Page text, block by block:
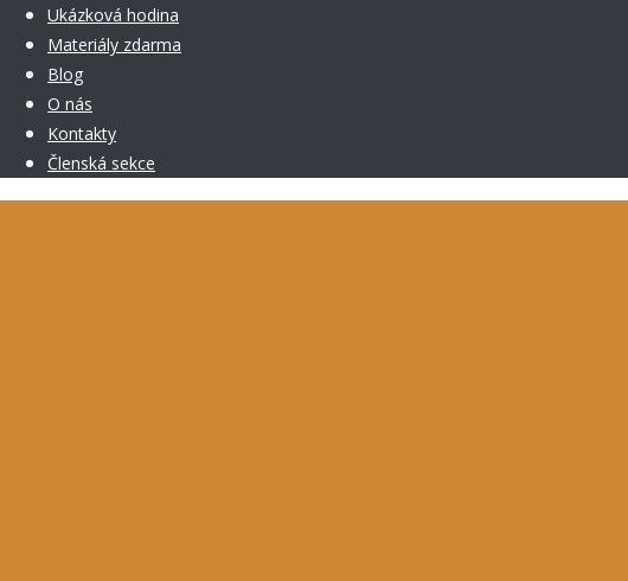
Ukázková hodina
Materiály zdarma
Blog
O nás
Kontakty
Členská sekce